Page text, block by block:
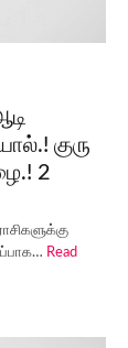
குரு
2
Read